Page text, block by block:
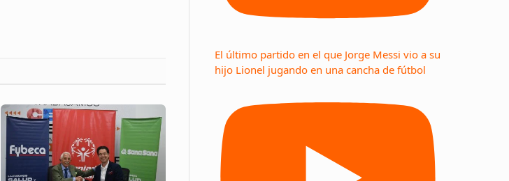
El último partido en el que Jorge Messi vio a su
hijo Lionel jugando en una cancha de fútbol